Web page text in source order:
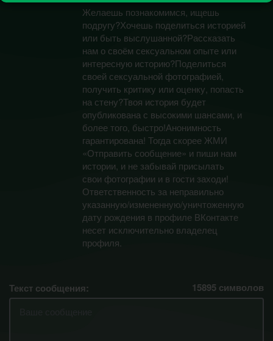
Желаешь познакомимся, ищешь
подругу?Хочешь поделиться историей
или быть выслушанной?Рассказать
нам о своём сексуальном опыте или
интересную историю?Поделиться
своей сексуальной фотографией,
получить критику или оценку, попасть
на стену?Твоя история будет
опубликована с высокими шансами, и
более того, быстро!Анонимность
гарантирована! Тогда скорее ЖМИ
«Отправить сообщение» и пиши нам
истории, и не забывай присылать
свои фотографии и в гости заходи!
Ответственность за неправильно
указанную/измененную/уничтоженную
дату рождения в профиле ВКонтакте
несет исключительно владелец
профиля.
Текст сообщения: 15895 символов